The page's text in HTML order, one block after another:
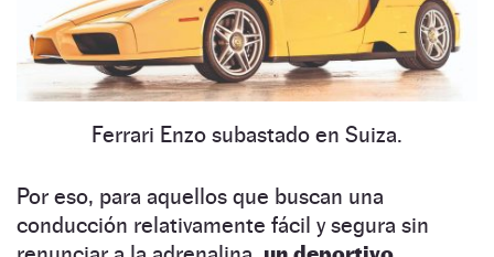
Ferrari Enzo subastado en Suiza.
Por eso, para aquellos que buscan una
conducción relativamente fácil y segura sin